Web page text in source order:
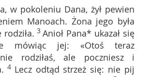
w pokoleniu Dana, żył pewien
Manoach. Żona jego była
3 Anioł Pana* ukazał się
mówiąc jej: «Otoś teraz
rodziłaś, ale poczniesz i
4 Lecz odtąd strzeż się: nie pij